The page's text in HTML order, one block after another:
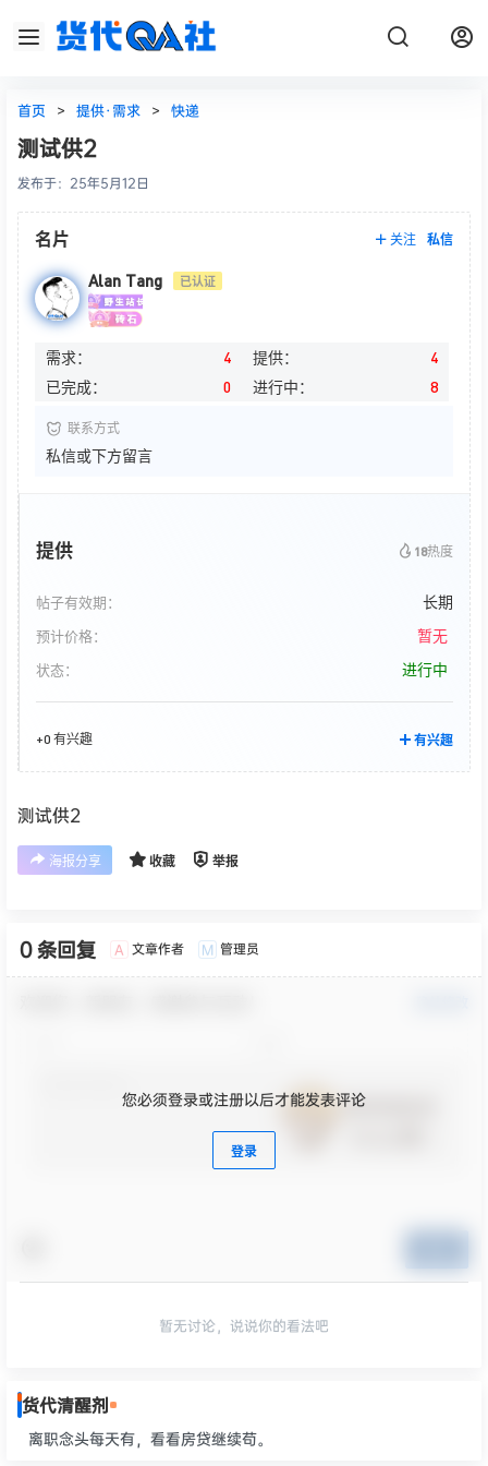
首页 > 提供·需求 > 快递
测试供2
发布于： 25年5月12日
名片 关注 私信
Alan Tang 已认证
需求： 4 提供：
4
已完成：
0 进行中： 8
联系方式
私信或下方留言
提供 18热度
帖子有效期： 长期
预计价格： 暂无
状态： 进行中
+0 有兴趣 有兴趣
测试供2
海报分享 收藏 举报
0 条回复 A 文章作者 M 管理员
您必须登录或注册以后才能发表评论
登录
暂无讨论，说说你的看法吧
货代清醒剂
离职念头每天有，看看房贷继续苟。